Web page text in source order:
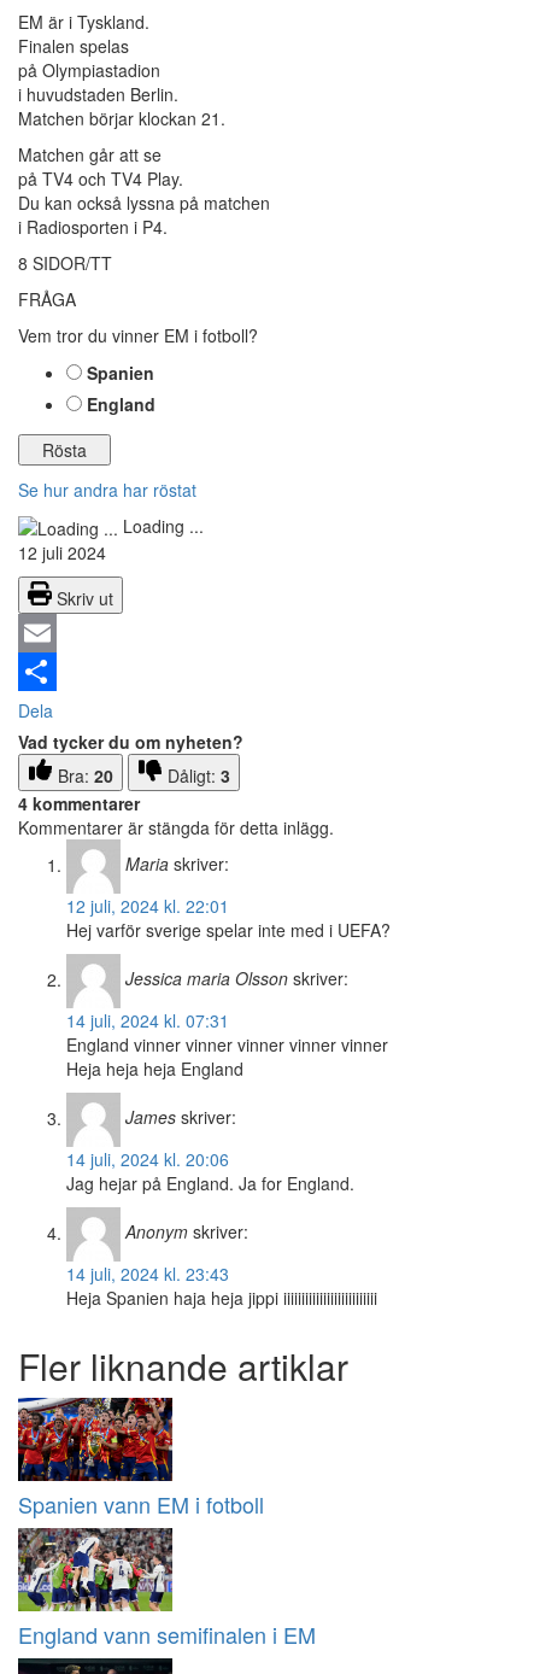
EM är i Tyskland.
Finalen spelas
på Olympiastadion
i huvudstaden Berlin.
Matchen börjar klockan 21.
Matchen går att se
på TV4 och TV4 Play.
Du kan också lyssna på matchen
i Radiosporten i P4.
8 SIDOR/TT
FRÅGA
Vem tror du vinner EM i fotboll?
Spanien
England
Se hur andra har röstat
Loading ...
12 juli 2024
Skriv ut
Email
Dela
Vad tycker du om nyheten?
Bra: 20 Dåligt: 3
4 kommentarer
Kommentarer är stängda för detta inlägg.
Maria skriver:
12 juli, 2024 kl. 22:01
Hej varför sverige spelar inte med i UEFA?
Jessica maria Olsson skriver:
14 juli, 2024 kl. 07:31
England vinner vinner vinner vinner vinner
Heja heja heja England
James skriver:
14 juli, 2024 kl. 20:06
Jag hejar på England. Ja for England.
Anonym skriver:
14 juli, 2024 kl. 23:43
Heja Spanien haja heja jippi iiiiiiiiiiiiiiiiiiiiiiiiii
Fler liknande artiklar
Spanien vann EM i fotboll
England vann semifinalen i EM